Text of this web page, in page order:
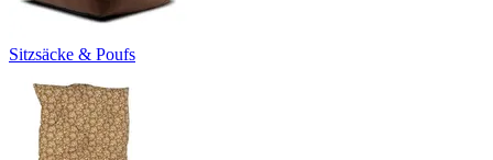
Sitzsäcke & Poufs